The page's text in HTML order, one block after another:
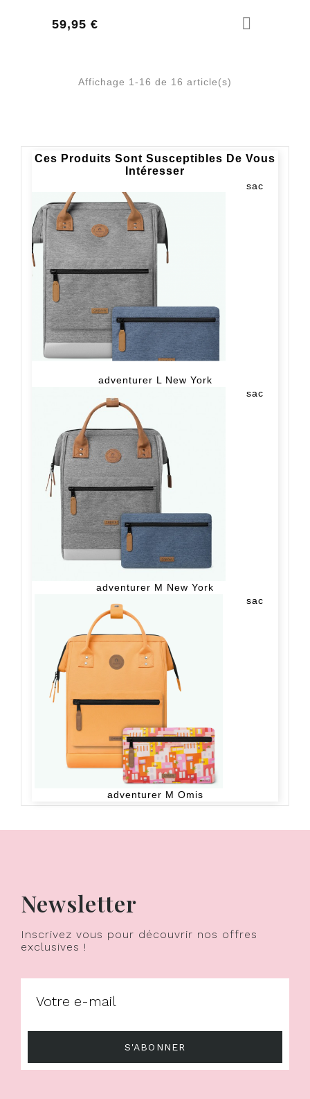
59,95 €
Prix
Affichage 1-16 de 16 article(s)
Ces Produits Sont Susceptibles De Vous
Intéresser
sac
adventurer L New York
sac
adventurer M New York
sac
adventurer M Omis
Newsletter
Inscrivez vous pour découvrir nos offres
exclusives !
S'ABONNER